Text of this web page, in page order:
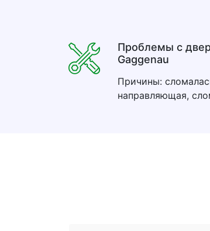
Проблемы с
Gaggenau
Причины:
направляющая,